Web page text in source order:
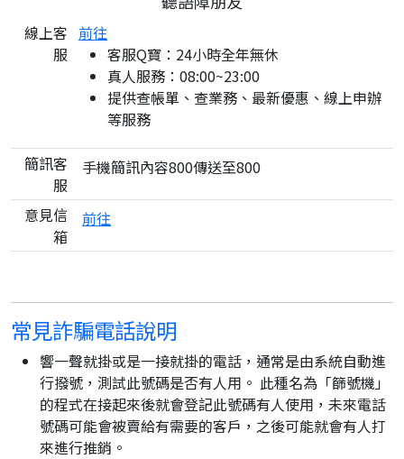
線上客
服
前往
客服Q寶：24小時全年無休
真人服務：08:00~23:00
提供查帳單、查業務、最新優惠、線上申辦
等服務
簡訊客
服
手機簡訊內容800傳送至800
意見信
箱
前往
常見詐騙電話說明
響一聲就掛或是一接就掛的電話，通常是由系統自動進
行撥號，測試此號碼是否有人用。 此種名為「篩號機」
的程式在接起來後就會登記此號碼有人使用，未來電話
號碼可能會被賣給有需要的客戶，之後可能就會有人打
來進行推銷。